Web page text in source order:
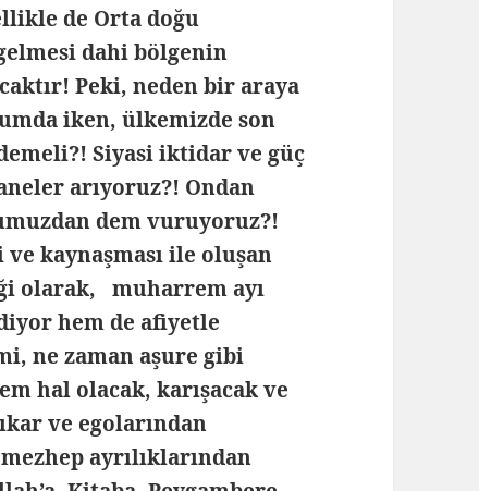
de Orta doğu
dahi bölgenin
Peki, neden bir araya
iken, ülkemizde son
Siyasi iktidar ve güç
arıyoruz?! Ondan
dem vuruyoruz?!
kaynaşması ile oluşan
olarak, muharrem ayı
hem de afiyetle
ne zaman aşure gibi
hal olacak, karışacak ve
ve egolarından
ayrılıklarından